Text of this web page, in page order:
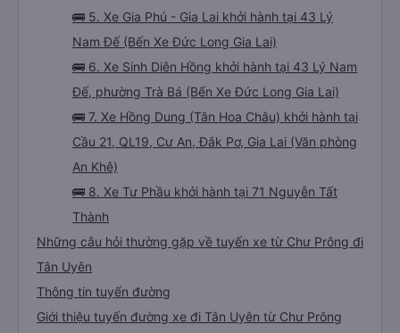
🚌 5. Xe Gia Phú - Gia Lai khởi hành tại 43 Lý
Nam Đế (Bến Xe Đức Long Gia Lai)
🚌 6. Xe Sinh Diên Hồng khởi hành tại 43 Lý Nam
Đế, phường Trà Bá (Bến Xe Đức Long Gia Lai)
🚌 7. Xe Hồng Dung (Tân Hoa Châu) khởi hành tại
Cầu 21, QL19, Cư An, Đắk Pơ, Gia Lai (Văn phòng
An Khê)
🚌 8. Xe Tư Phầu khởi hành tại 71 Nguyễn Tất
Thành
Những câu hỏi thường gặp về tuyến xe từ Chư Prông đi
Tân Uyên
Thông tin tuyến đường
Giới thiệu tuyến đường xe đi Tân Uyên từ Chư Prông